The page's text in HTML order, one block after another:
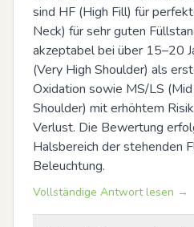
sind HF (High Fill) für
Neck) für sehr guten
akzeptabel bei über 15–20
(Very High Shoulder) als
Oxidation sowie MS/LS
Shoulder) mit erhöhtem
Verlust. Die Bewertung
Halsbereich der stehenden
Beleuchtung.
Vollständige Antwort lesen →